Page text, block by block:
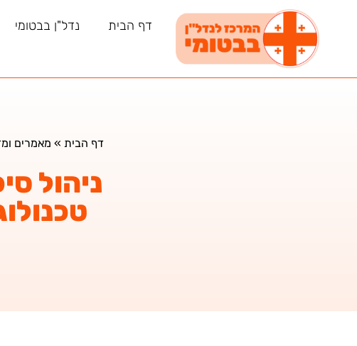
דף הבית נדל"ן בבטומי
דף הבית » מאמרים
ניהול